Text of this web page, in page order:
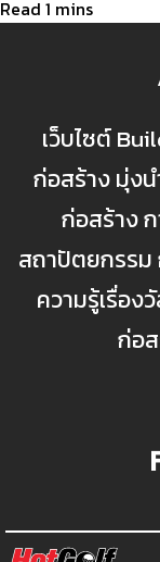
เว็บไซต์
ก่อสร้าง มุ่งน
ก่อสร้าง
สถาปัตยกรร
ความรู้เรื่อง
ก่อ